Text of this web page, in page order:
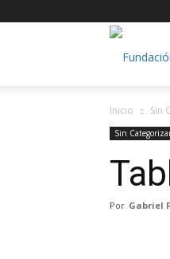
Inicio Sin
Sin
Por Gabriel